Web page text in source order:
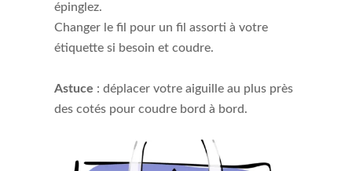
épinglez.
Changer le fil pour un fil assorti à votre
étiquette si besoin et coudre.
Astuce : déplacer votre aiguille au plus près
des cotés pour coudre bord à bord.